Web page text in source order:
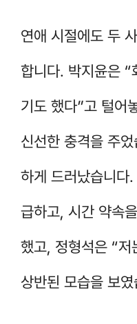
연애 시절에도 두
합니다. 박지윤은
기도 했다”고 털어
신선한 충격을 주
하게 드러났습니다
급하고, 시간 약속
했고, 정형석은 “저
상반된 모습을 보